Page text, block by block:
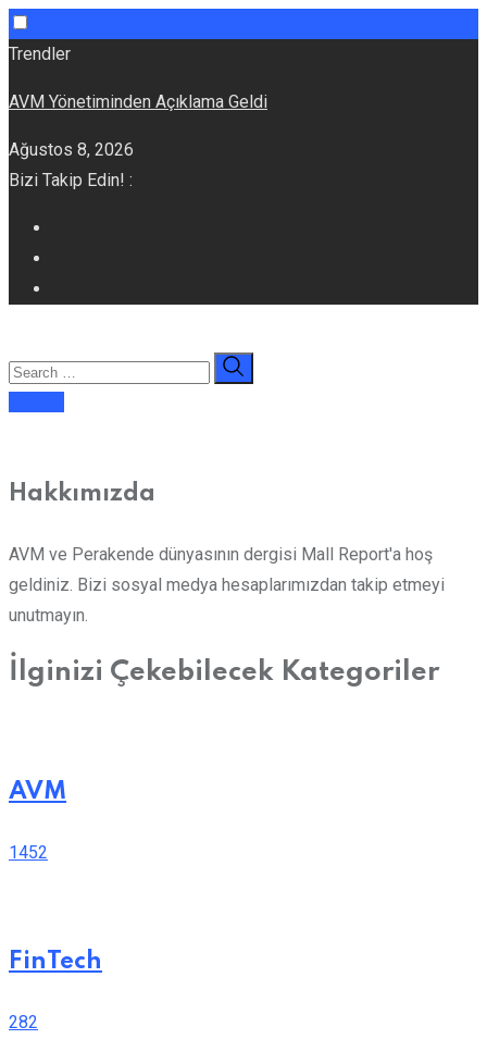
Skip
content
Trendler
AVM Yönetiminden Açıklama Geldi
Ağustos 8, 2026
Bizi Takip Edin! :
Hakkımızda
AVM ve Perakende dünyasının dergisi Mall Report'a hoş
geldiniz. Bizi sosyal medya hesaplarımızdan takip etmeyi
unutmayın.
İlginizi Çekebilecek Kategoriler
AVM
1452
FinTech
282